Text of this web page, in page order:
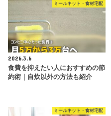
ミールキット・食材宅配
2026.3.6
食費を抑えたい人におすすめの節
約術｜自炊以外の方法も紹介
ミールキット・食材宅配